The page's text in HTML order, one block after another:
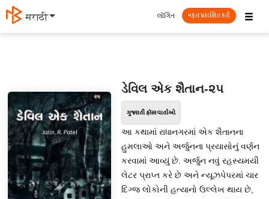
मराठी ☰
લૉગિન મફત પ્રકાશિત કરો
ડેવિલ એક શૈતાન-૨૫
ગુજરાતી હૉરર વાર્તાઓ
આ કથામાં રાધાનગરમાં એક શૈતાનના
હુમલાઓ અને અર્જુનના પ્રયાસોનું વર્ણન
કરવામાં આવ્યું છે. અર્જુન નવું રહસ્યમયી
લેટર પ્રાપ્ત કરે છે અને ન્યૂઝપેપરમાં ચાર
દિગ્જ લોકોની હત્યાનો ઉલ્લેખ થાય છે,